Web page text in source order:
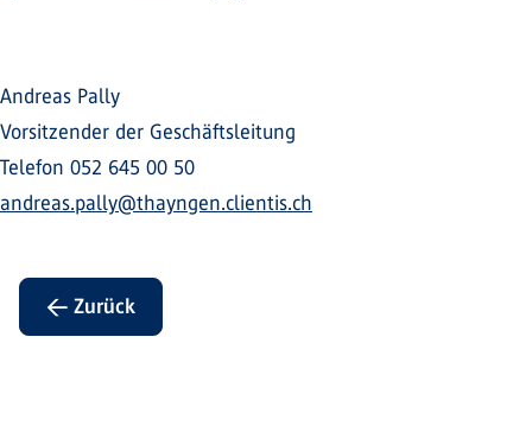
Andreas Pally
Vorsitzender der Geschäftsleitung
Telefon 052 645 00 50
andreas.pally@thayngen.clientis.ch
← Zurück